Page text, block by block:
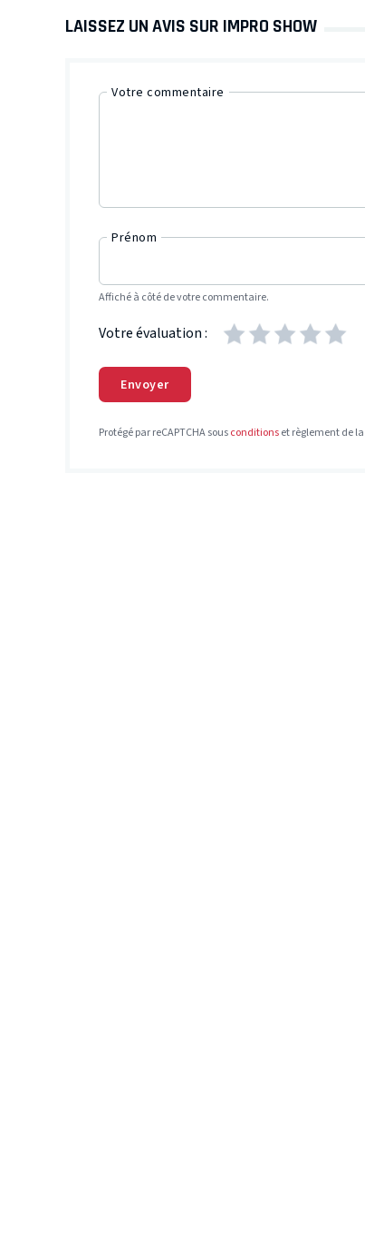
LAISSEZ UN AVIS SUR IMPRO SHOW
Votre commentaire
Prénom
Affiché à côté de votre commentaire.
Votre évaluation :
Envoyer
Protégé par reCAPTCHA sousconditionset règlement de la